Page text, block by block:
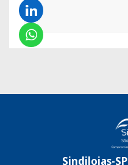
Sindilojas-SP